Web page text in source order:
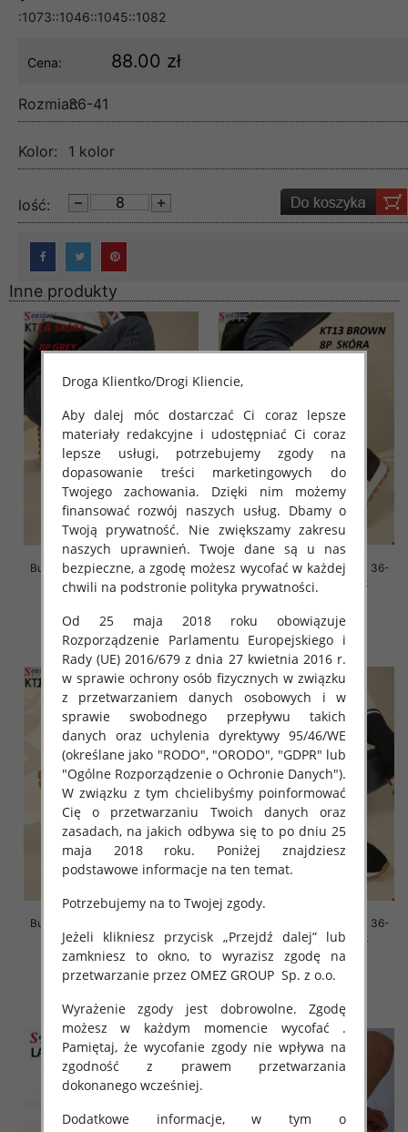
:1073::1046::1045::1082
Cena: 88.00 zł
Rozmiar:36-41
Kolor: 1 kolor
lość:
Inne produkty
Buty sportowe damskie Roz 36-
41, 1 kolor Paczka 8 szt
szczegóły
Buty sportowe damskie Roz 36-
41, 1 kolor Paczka 8 szt
szczegóły
Buty sportowe damskie Roz 36-
41, 1 kolor Paczka 8 szt
88.00 zł
Buty sportowe damskie Roz 36-
41, 1 kolor Paczka 8 szt
88.00 zł
szczegóły
Droga Klientko/Drogi Kliencie,
Aby dalej móc dostarczać Ci coraz lepsze
materiały redakcyjne i udostępniać Ci coraz
lepsze usługi, potrzebujemy zgody na
dopasowanie treści marketingowych do
Twojego zachowania. Dzięki nim możemy
finansować rozwój naszych usług. Dbamy o
Twoją prywatność. Nie zwiększamy zakresu
naszych uprawnień. Twoje dane są u nas
bezpieczne, a zgodę możesz wycofać w każdej
chwili na podstronie polityka prywatności.
Od 25 maja 2018 roku obowiązuje
Rozporządzenie Parlamentu Europejskiego i
Rady (UE) 2016/679 z dnia 27 kwietnia 2016 r.
w sprawie ochrony osób fizycznych w związku
z przetwarzaniem danych osobowych i w
sprawie swobodnego przepływu takich
danych oraz uchylenia dyrektywy 95/46/WE
(określane jako "RODO", "ORODO", "GDPR" lub
"Ogólne Rozporządzenie o Ochronie Danych").
W związku z tym chcielibyśmy poinformować
Cię o przetwarzaniu Twoich danych oraz
zasadach, na jakich odbywa się to po dniu 25
maja 2018 roku. Poniżej znajdziesz
podstawowe informacje na ten temat.
Potrzebujemy na to Twojej zgody.
Jeżeli klikniesz przycisk „Przejdź dalej” lub
zamkniesz to okno, to wyrazisz zgodę na
przetwarzanie przez OMEZ GROUP Sp. z o.o.
Wyrażenie zgody jest dobrowolne. Zgodę
możesz w każdym momencie wycofać .
Pamiętaj, że wycofanie zgody nie wpływa na
zgodność z prawem przetwarzania
dokonanego wcześniej.
Dodatkowe informacje, w tym o